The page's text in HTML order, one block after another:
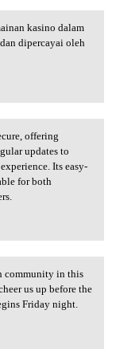
kasino dalam
dipercayai oleh
be
offering
updates to
Its easy-
for both
community in this
us up before the
Friday night.